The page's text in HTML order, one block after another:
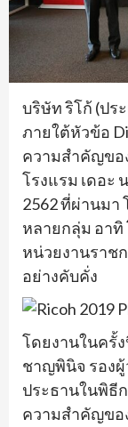
บริษัท ริโก้ (ปร
ภายใต้หัวข้อ
ความสำคัญขอ
โรงแรม เดอะ
2562 ที่ผ่านมา
หลายกลุ่ม อาทิ
หน่วยงานราช
อย่างคับคั่ง
โดยงานในครั้
ชาญพินิจ รองผู้
ประธานในพิธี
ความสำคัญขอ